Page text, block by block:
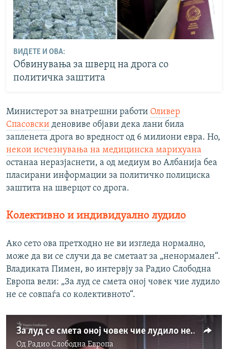
ВИДЕТЕ И ОВА:
Обвинувања за шверц на дрога со
политичка заштита
Министерот за внатрешни работи Оливер
Спасовски деновиве објави дека лани била
запленета дрога во вредност од 6 милиони евра. Но,
некои исчезнувања на медицинска марихуана
останаа неразјаснети, а од медиум во Албанија беа
пласирани информации за политичко полициска
заштита на шверцот со дрога.
Колективно и индивидуално лудило
Ако сето ова претходно не ви изгледа нормално,
може да ви се случи да ве сметаат за „ненормален“.
Владиката Пимен, во интервју за Радио Слободна
Европа вели: „За луд се смета оној човек чие лудило
не се совпаѓа со колективното“.
За луд се смета оној човек чие лудило не се совпаѓа со колективното
ОдРадио Слободна Eвропа